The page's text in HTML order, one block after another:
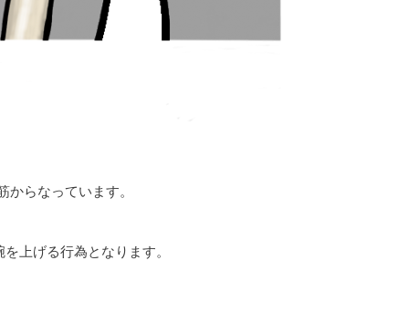
らなっています。
上げる行為となります。